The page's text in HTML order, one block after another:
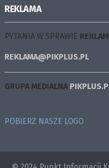
REKLAMA
PYTANIA W SPRAWIE
REKLAMA@PIKPLUS.PL
GRUPA MEDIALNA
POBIERZ NASZE LOGO